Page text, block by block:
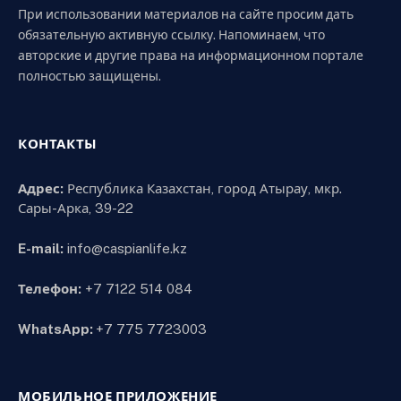
При использовании материалов на сайте просим дать
обязательную активную ссылку. Напоминаем, что
авторские и другие права на информационном портале
полностью защищены.
КОНТАКТЫ
Адрес: Республика Казахстан, город Атырау, мкр.
Сары-Арка, 39-22
E-mail: info@caspianlife.kz
Телефон: +7 7122 514 084
WhatsApp: +7 775 7723003
МОБИЛЬНОЕ ПРИЛОЖЕНИЕ